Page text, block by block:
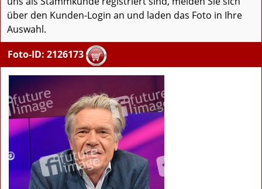
über den Kunden-Login an und laden das Foto in Ihre
Auswahl.
Foto-ID: 2126173